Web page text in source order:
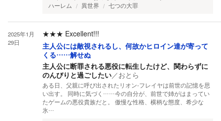
ハーレム
異世界 七つの大罪
2025年1月
29日
★★★ Excellent!!!
主人公には敵視されるし、何故かヒロイン達が寄って
くる……解せぬ
主人公に断罪される悪役に転生したけど、関わらずに
のんびりと過ごしたい／おとら
ある日、父親に呼び出されたリオン-フレイヤは前世の記憶を思
い出す。 同時に気づく……今の自分が、前世で姉がはまってい
たゲームの悪役貴族だと。 傲慢な性格、横柄な態度、希少な
氷…